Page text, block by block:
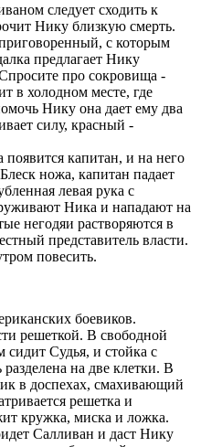
следует сходить к
Нику близкую смерть.
с которым
предлагает Нику
про сокровища -
в холодном месте, где
Нику она дает ему два
силу, красный -
капитан, и на него
ножа, капитан падает
левая рука с
Ника и нападают на
негодяи растворяются в
представитель власти.
повесить.
боевиков.
решеткой. В свободной
сидит Судья, и стойка с
на две клетки. В
в доспехах, смахивающий
решетка и
кружка, миска и ложка.
Салливан и даст Нику